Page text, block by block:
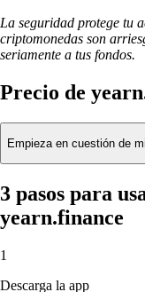
La seguridad protege tu
criptomonedas son
seriamente a tus fondos.
Precio de
Empieza en cuestión de
3 pasos para
yearn.finance
1
Descarga la app